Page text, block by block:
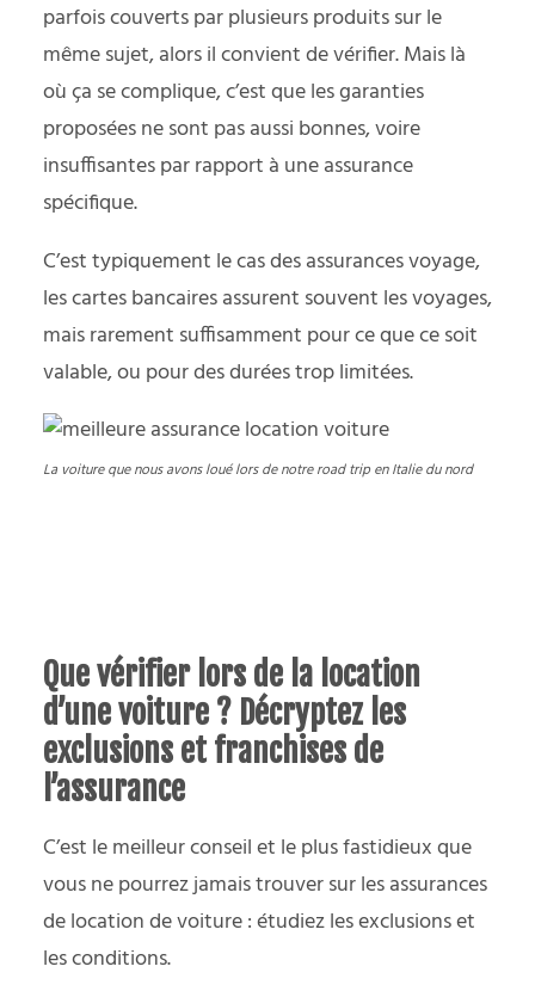
parfois couverts par plusieurs produits sur le
même sujet, alors il convient de vérifier. Mais là
où ça se complique, c’est que les garanties
proposées ne sont pas aussi bonnes, voire
insuffisantes par rapport à une assurance
spécifique.
C’est typiquement le cas desassurances voyage,
les cartes bancaires assurent souvent les voyages,
mais rarement suffisamment pour ce que ce soit
valable, ou pour des durées trop limitées.
La voiture que nous avons loué lors de notreroad trip en Italie du nord
Que vérifier lors de la location
d’une voiture ? Décryptez les
exclusions et franchises de
l’assurance
C’est le meilleur conseil et le plus fastidieux que
vous ne pourrez jamais trouver sur les assurances
de location de voiture : étudiez les exclusions et
les conditions.